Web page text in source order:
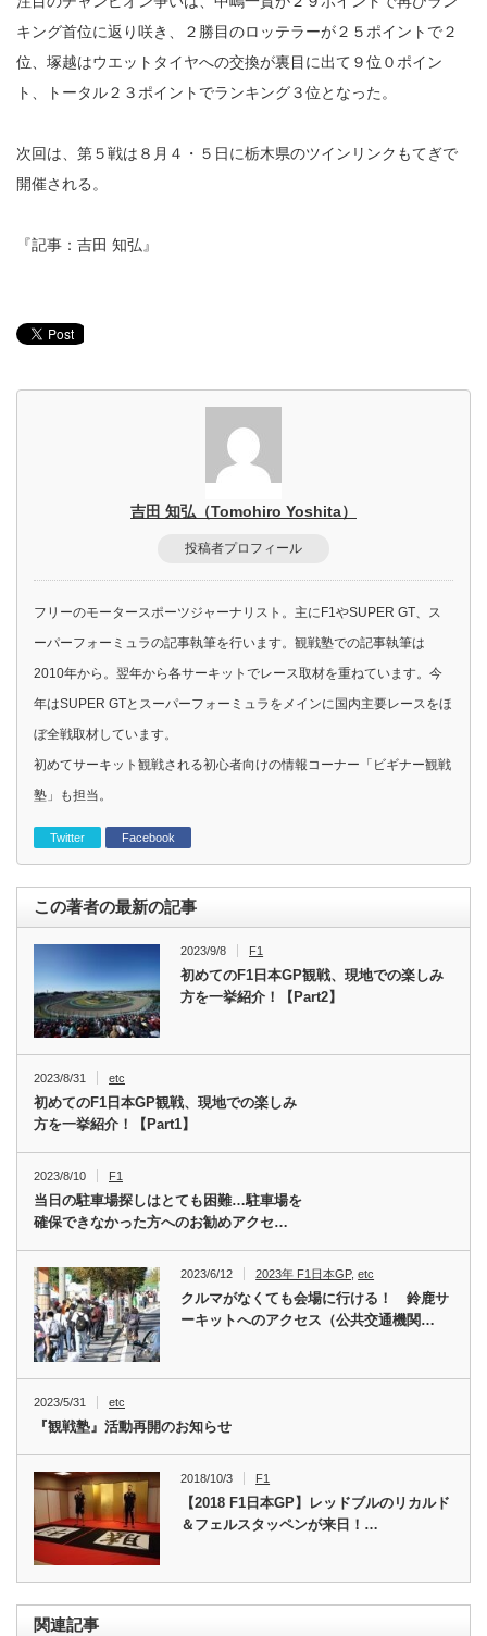
キング首位に返り咲き、２勝目のロッテラーが２５ポイントで２
位、塚越はウエットタイヤへの交換が裏目に出て９位０ポイン
ト、トータル２３ポイントでランキング３位となった。
次回は、第５戦は８月４・５日に栃木県のツインリンクもてぎで
開催される。
『記事：吉田 知弘』
吉田 知弘（Tomohiro Yoshita）
投稿者プロフィール
フリーのモータースポーツジャーナリスト。主にF1やSUPER GT、ス
ーパーフォーミュラの記事執筆を行います。観戦塾での記事執筆は
2010年から。翌年から各サーキットでレース取材を重ねています。今
年はSUPER GTとスーパーフォーミュラをメインに国内主要レースをほ
ぼ全戦取材しています。
初めてサーキット観戦される初心者向けの情報コーナー「ビギナー観戦
塾」も担当。
Twitter Facebook
この著者の最新の記事
2023/9/8 F1
初めてのF1日本GP観戦、現地での楽しみ
方を一挙紹介！【Part2】
2023/8/31 etc
初めてのF1日本GP観戦、現地での楽しみ
方を一挙紹介！【Part1】
2023/8/10 F1
当日の駐車場探しはとても困難…駐車場を
確保できなかった方へのお勧めアクセ…
2023/6/12 2023年 F1日本GP,etc
クルマがなくても会場に行ける！ 鈴鹿サ
ーキットへのアクセス（公共交通機関…
2023/5/31 etc
『観戦塾』活動再開のお知らせ
2018/10/3 F1
【2018 F1日本GP】レッドブルのリカルド
＆フェルスタッペンが来日！…
関連記事